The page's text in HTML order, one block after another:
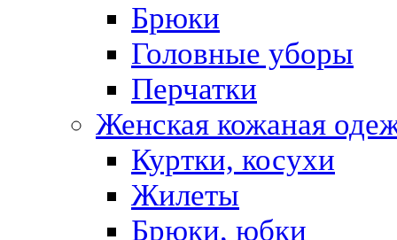
Брюки
Головные уборы
Перчатки
Женская кожаная
Куртки, косухи
Жилеты
Брюки, юбки